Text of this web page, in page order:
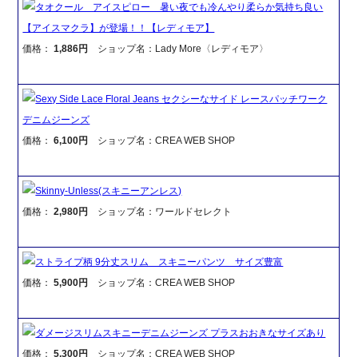
タオクール アイスピロー 暑い夜でも冷んやり柔らか気持ち良い
【アイスマクラ】が登場！！【レディモア】
価格：1,886円 ショップ名：Lady More〈レディモア〉
Sexy Side Lace Floral Jeans セクシーなサイド レースパッチワーク
デニムジーンズ
価格：6,100円 ショップ名：CREA WEB SHOP
Skinny-Unless(スキニーアンレス)
価格：2,980円 ショップ名：ワールドセレクト
ストライプ柄 9分丈スリム スキニーパンツ サイズ豊富
価格：5,900円 ショップ名：CREA WEB SHOP
ダメージスリムスキニーデニムジーンズ プラスおおきなサイズあり
価格：5,300円 ショップ名：CREA WEB SHOP